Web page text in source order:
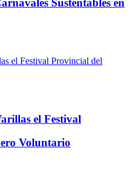
Sustentables en
el Festival
Voluntario